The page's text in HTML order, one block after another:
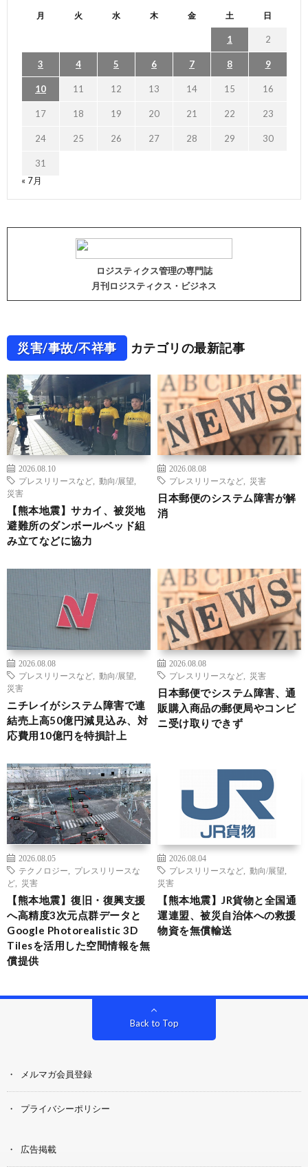
月 火 水 木 金 土 日
1 2
3 4 5 6 7 8 9
10 11 12 13 14 15 16
17 18 19 20 21 22 23
24 25 26 27 28 29 30
31
« 7月
ロジスティクス管理の専門誌
月刊ロジスティクス・ビジネス
災害/事故/不祥事 カテゴリの最新記事
2026.08.10
プレスリリースなど
動向/展望
災害
【熊本地震】サカイ、被災地
避難所のダンボールベッド組
み立てなどに協力
2026.08.08
プレスリリースなど
災害
日本郵便のシステム障害が解
消
2026.08.08
プレスリリースなど
動向/展望
災害
ニチレイがシステム障害で連
結売上高50億円減見込み、対
応費用10億円を特損計上
2026.08.08
プレスリリースなど
災害
日本郵便でシステム障害、通
販購入商品の郵便局やコンビ
ニ受け取りできず
2026.08.05
テクノロジー
プレスリリースな
ど
災害
【熊本地震】復旧・復興支援
へ高精度3次元点群データと
Google Photorealistic 3D
Tilesを活用した空間情報を無
償提供
2026.08.04
プレスリリースなど
動向/展望
災害
【熊本地震】JR貨物と全国通
運連盟、被災自治体への救援
物資を無償輸送
Back to Top
メルマガ会員登録
プライバシーポリシー
広告掲載